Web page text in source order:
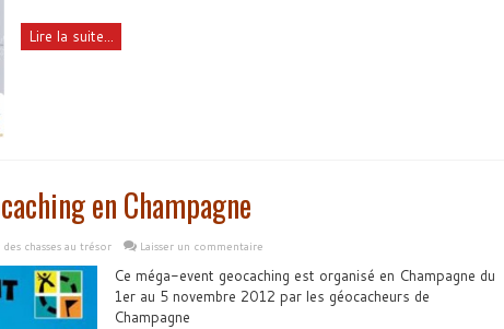
Lire la suite...
en Champagne
chasses au trésor Laisser un commentaire
Ce méga-event geocaching est organisé en Champagne du
1er au 5 novembre 2012 par les géocacheurs de
Champagne